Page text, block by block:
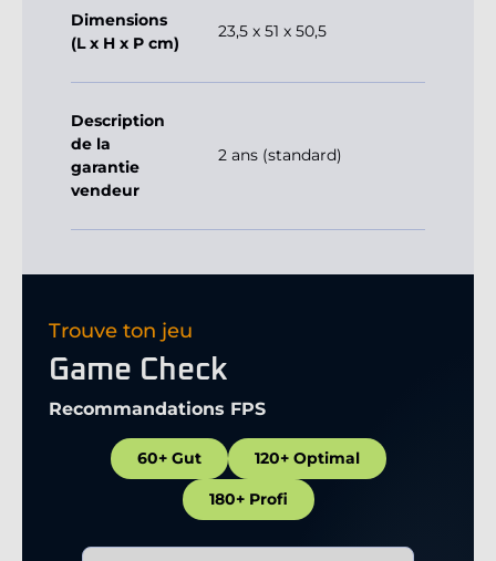
Dimensions
(L x H x P cm)
23,5 x 51 x 50,5
Description
de la
garantie
vendeur
2 ans (standard)
Trouve ton jeu
Game Check
Recommandations FPS
60+ Gut 120+ Optimal
180+ Profi